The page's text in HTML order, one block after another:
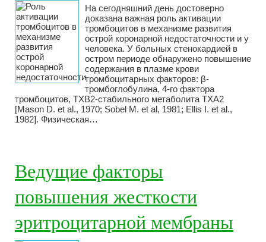
На сегодняшний день достоверно
доказана важная роль активации
тромбоцитов в механизме развития
острой коронарной недостаточности и у
человека. У больных стенокардией в
остром периоде обнаружено повышение
содержания в плазме крови
тромбоцитарных факторов: β-
тромбоглобулина, 4-го фактора
тромбоцитов, ТХВ2-стабильного метаболита ТХА2
[Mason D. et al., 1970; Sobel M. et al, 1981; Ellis I. et al.,
1982]. Физическая…
Ведущие факторы
повышения жесткости
эритроцитарной мембраны